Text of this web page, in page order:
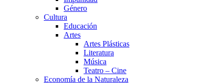
Género
Cultura
Educación
Artes
Artes Plásticas
Literatura
Música
Teatro – Cine
Economía de la Naturaleza